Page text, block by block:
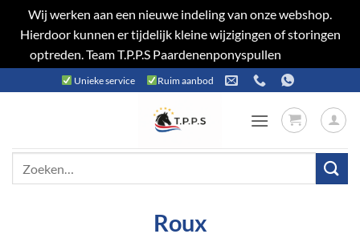
Wij werken aan een nieuwe indeling van onze webshop.
Hierdoor kunnen er tijdelijk kleine wijzigingen of storingen
optreden. Team T.P.P.S Paardenenponyspullen
naar
Unieke service Ruim aanbod
Roux